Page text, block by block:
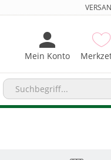
Mein Konto